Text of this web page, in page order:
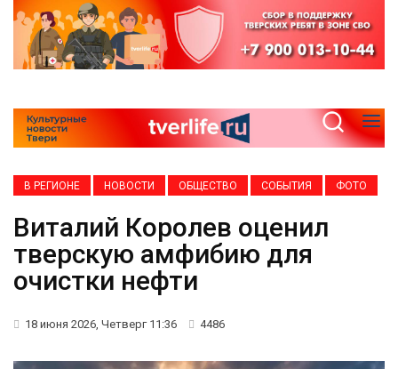
В РЕГИОНЕ НОВОСТИ ОБЩЕСТВО СОБЫТИЯ ФОТО
Виталий Королев оценил
тверскую амфибию для
очистки нефти
18 июня 2026, Четверг 11:36 4486